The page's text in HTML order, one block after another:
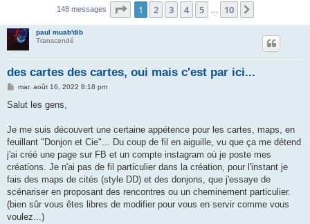
148 messages Page 1sur10
1 2 3 4 5 10
paul muab'dib
Transcendé
des cartes des cartes, oui mais c'est par ici...
M
s
g
mar. août 16, 2022 8:18 pm
Salut les gens,
Je me suis découvert une certaine appétence pour les cartes, maps, en
feuillant "Donjon et Cie"... Du coup de fil en aiguille, vu que ça me détend
j'ai créé une page sur FB et un compte instagram où je poste mes
créations. Je n'ai pas de fil particulier dans la création, pour l'instant je
fais des maps de cités (style DD) et des donjons, que j'essaye de
scénariser en proposant des rencontres ou un cheminement particulier.
(bien sûr vous êtes libres de modifier pour vous en servir comme vous
voulez...)